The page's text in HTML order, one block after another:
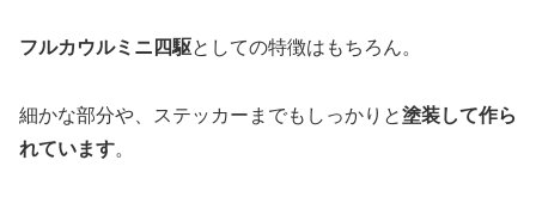
フルカウルミニ四駆としての特徴はもちろん。
細かな部分や、ステッカーまでもしっかりと塗装して作ら
れています。